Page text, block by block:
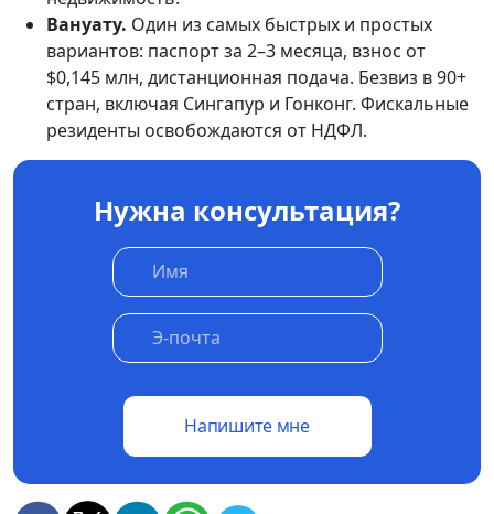
Вануату. Один из самых быстрых и простых
вариантов: паспорт за 2–3 месяца, взнос от
$0,145 млн, дистанционная подача. Безвиз в 90+
стран, включая Сингапур и Гонконг. Фискальные
резиденты освобождаются от НДФЛ.
Нужна консультация?
Напишите мне